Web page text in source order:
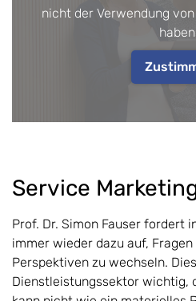
nicht der Verwendung
Service
Prof. Dr. Simon Fauser fordert
immer wieder dazu auf,
Perspektiven zu wechseln.
Dienstleistungssektor wichtig,